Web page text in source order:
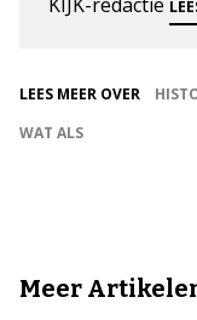
LEES MEER OVER
WAT ALS
Meer